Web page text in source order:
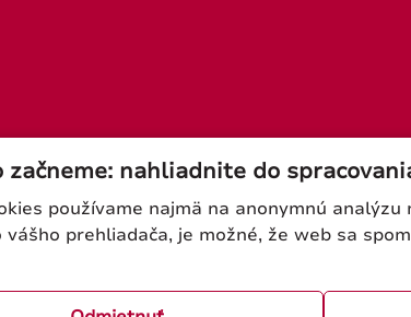
začneme: nahliadnite do
používame najmä na anonymnú
vášho prehliadača, je možné, že web sa